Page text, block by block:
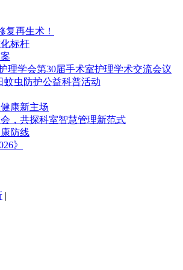
复再生术！
标杆
理学会第30届手术室护理学术交流会议
虫防护公益科普活动
康新主场
，共探科室智慧管理新范式
防线
》
|